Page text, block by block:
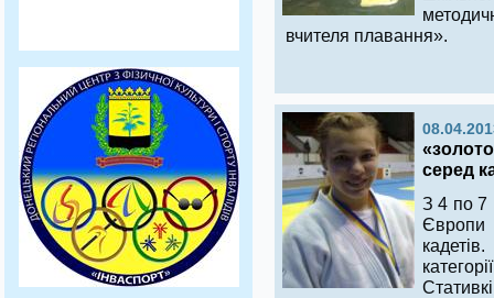
вчителя плавання».
серед
З 4 по 7